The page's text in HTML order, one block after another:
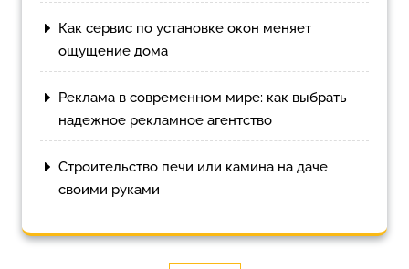
Как сервис по установке окон меняет
ощущение дома
Реклама в современном мире: как выбрать
надежное рекламное агентство
Строительство печи или камина на даче
своими руками